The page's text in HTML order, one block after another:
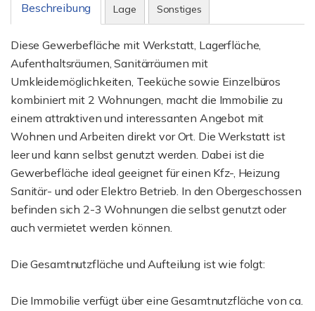
Beschreibung Lage Sonstiges
Diese Gewerbefläche mit Werkstatt, Lagerfläche,
Aufenthaltsräumen, Sanitärräumen mit
Umkleidemöglichkeiten, Teeküche sowie Einzelbüros
kombiniert mit 2 Wohnungen, macht die Immobilie zu
einem attraktiven und interessanten Angebot mit
Wohnen und Arbeiten direkt vor Ort. Die Werkstatt ist
leer und kann selbst genutzt werden. Dabei ist die
Gewerbefläche ideal geeignet für einen Kfz-, Heizung
Sanitär- und oder Elektro Betrieb. In den Obergeschossen
befinden sich 2-3 Wohnungen die selbst genutzt oder
auch vermietet werden können.
Die Gesamtnutzfläche und Aufteilung ist wie folgt:
Die Immobilie verfügt über eine Gesamtnutzfläche von ca.